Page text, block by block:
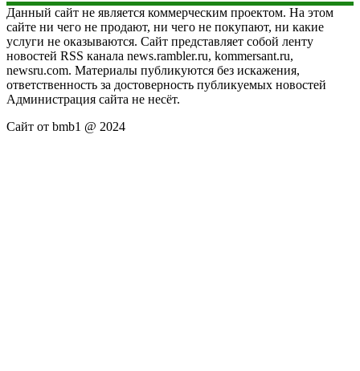
Данный сайт не является коммерческим проектом. На этом
сайте ни чего не продают, ни чего не покупают, ни какие
услуги не оказываются. Сайт представляет собой ленту
новостей RSS канала news.rambler.ru, kommersant.ru,
newsru.com. Материалы публикуются без искажения,
ответственность за достоверность публикуемых новостей
Администрация сайта не несёт.
Сайт от bmb1 @ 2024